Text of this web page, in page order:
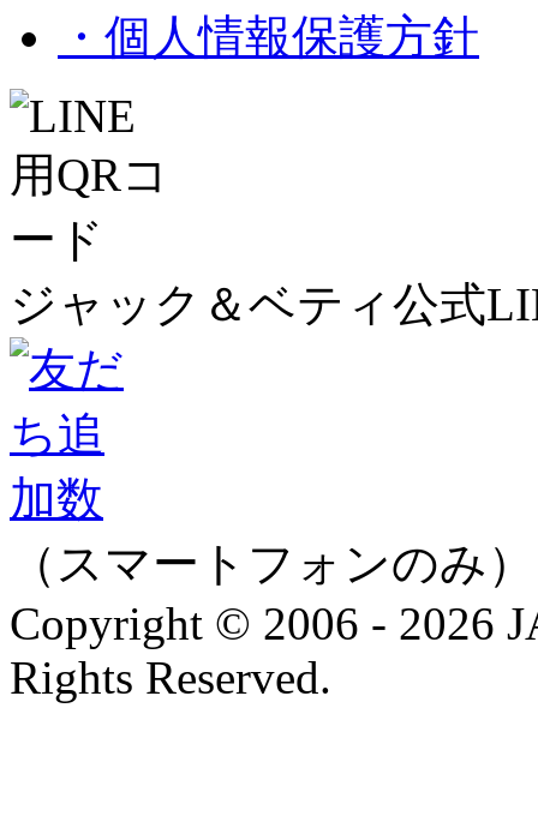
・個人情報保護方針
ジャック＆ベティ公式
（スマートフォンのみ）
Copyright © 2006 - 2026
Rights Reserved.